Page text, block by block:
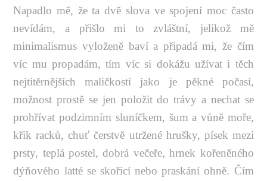
Napadlo mě, že ta dvě slova ve spojení moc často
nevídám, a přišlo mi to zvláštní, jelikož mě
minimalismus vyloženě baví a připadá mi, že čím
víc mu propadám, tím víc si dokážu užívat i těch
nejtitěrnějších maličkostí jako je pěkné počasí,
možnost prostě se jen položit do trávy a nechat se
prohřívat podzimním sluníčkem, šum a vůně moře,
křik racků, chuť čerstvě utržené hrušky, písek mezi
prsty, teplá postel, dobrá večeře, hrnek kořeněného
dýňového latté se skořicí nebo praskání ohně. Čím